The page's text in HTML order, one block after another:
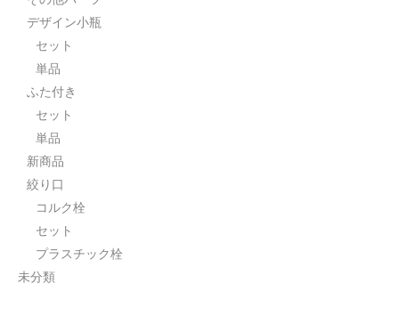
デザイン小瓶
セット
単品
ふた付き
セット
単品
新商品
絞り口
コルク栓
セット
プラスチック栓
未分類